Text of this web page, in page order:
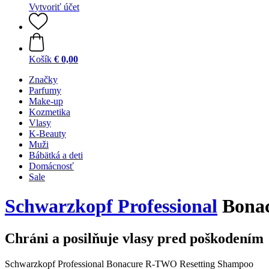
Vytvoriť účet
Košík € 0,00
Značky
Parfumy
Make-up
Kozmetika
Vlasy
K-Beauty
Muži
Bábätká a deti
Domácnosť
Sale
Schwarzkopf Professional
Chráni a posilňuje vlasy pred poškodením
Schwarzkopf Professional Bonacure R-TWO Resetting Shampoo